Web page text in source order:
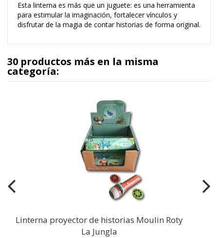
Esta linterna es más que un juguete: es una herramienta
para estimular la imaginación, fortalecer vínculos y
disfrutar de la magia de contar historias de forma original.
30 productos más en la misma
categoría:
Linterna proyector de historias Moulin Roty
La Jungla